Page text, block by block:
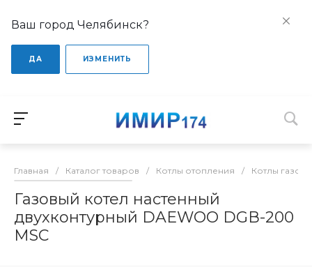
Ваш город Челябинск?
ДА ИЗМЕНИТЬ
Главная / Каталог товаров / Котлы отопления / Котлы
Газовый котел настенный
двухконтурный DAEWOO DGВ-200
MSC